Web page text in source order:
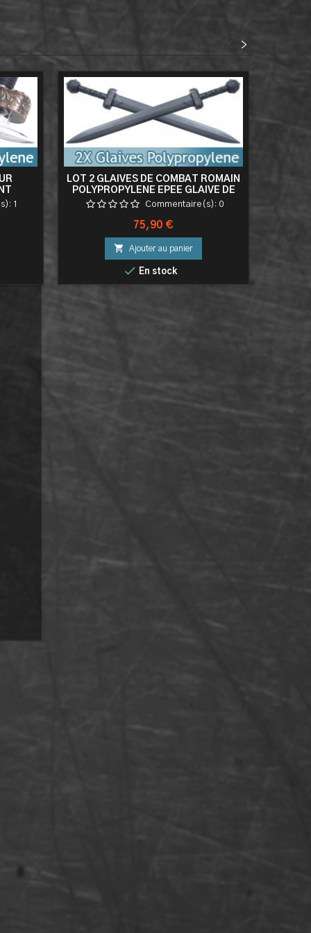
>
1
LOT 2 GLAIVES DE COMBAT ROMAIN
POLYPROPYLENE EPEE GLAIVE DE
COMBAT ROMAIN POLYPROPYLENE
GLADIATEUR
Commentaire(s): 0
Prix
75,90 €
 Ajouter au panier
 En stock